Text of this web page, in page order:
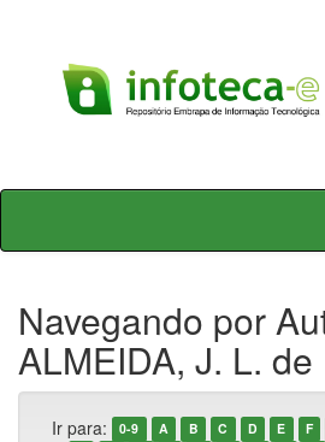
Skip
Navegando por
ALMEIDA, J. L. de
Ir para: 0-9 A B C D E F